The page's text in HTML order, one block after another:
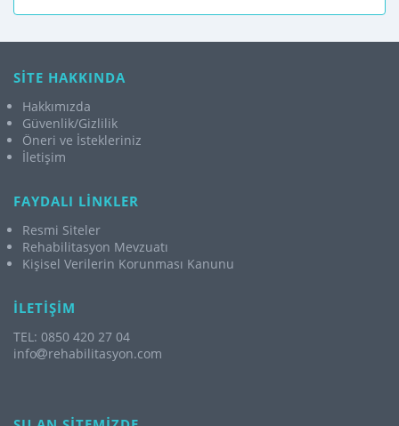
SİTE HAKKINDA
Hakkımızda
Güvenlik/Gizlilik
Öneri ve İstekleriniz
İletişim
FAYDALI LİNKLER
Resmi Siteler
Rehabilitasyon Mevzuatı
Kişisel Verilerin Korunması Kanunu
İLETİŞİM
TEL: 0850 420 27 04
info
rehabilitasyon.com